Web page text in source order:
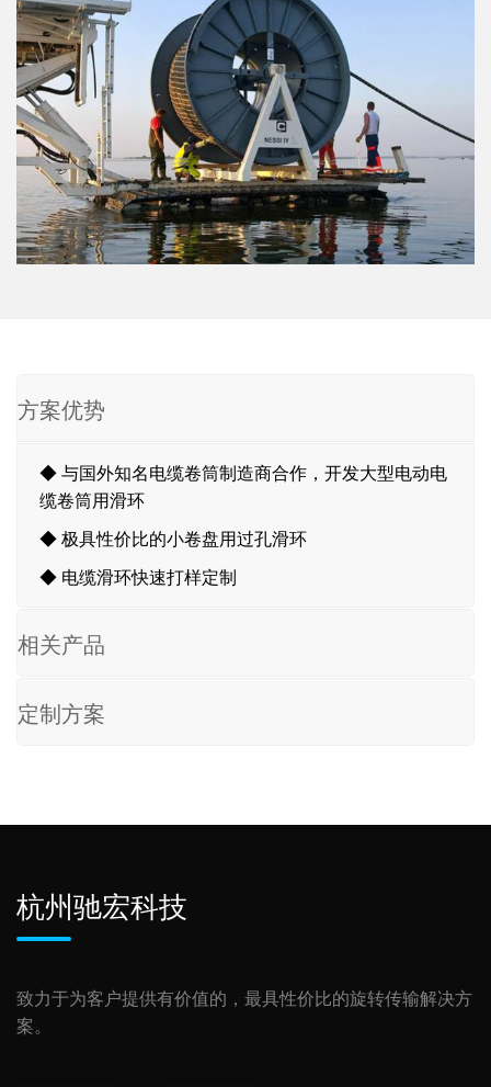
方案优势
◆ 与国外知名电缆卷筒制造商合作，开发大型电动电
缆卷筒用滑环
◆ 极具性价比的小卷盘用过孔滑环
◆ 电缆滑环快速打样定制
相关产品
定制方案
杭州驰宏科技
致力于为客户提供有价值的，最具性价比的旋转传输解决方
案。